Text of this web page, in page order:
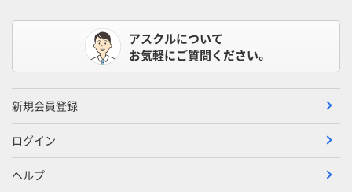
アスクルについて
お気軽にご質問ください。
新規会員登録
ログイン
ヘルプ